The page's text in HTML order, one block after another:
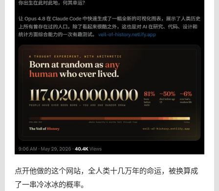
点开他做的这个网站，全人类十几万年的命运，被换算成
了一串冷冰冰的概率。